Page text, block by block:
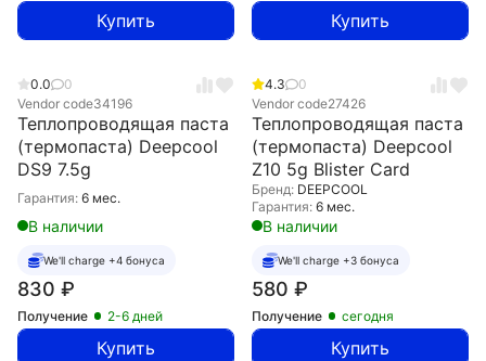
Купить Купить
0.0
0
Vendor code34196
Теплопроводящая паста
(термопаста) Deepcool
DS9 7.5g
Гарантия: 6 мес.
В наличии
We'll charge +4 бонуса
830 ₽
Получение 2-6 дней
Купить
4.3
0
Vendor code27426
Теплопроводящая паста
(термопаста) Deepcool
Z10 5g Blister Card
Бренд: DEEPCOOL
Гарантия: 6 мес.
В наличии
We'll charge +3 бонуса
580 ₽
Получение сегодня
Купить